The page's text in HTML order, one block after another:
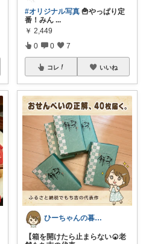
#オリジナル写真 🍟やっぱり定
番！みん ...
￥ 2,449
0 0 7
コレ いいね
ひーちゃんの暮らしと服ROOM🌷
【箱を開けたら止まらない🍘老